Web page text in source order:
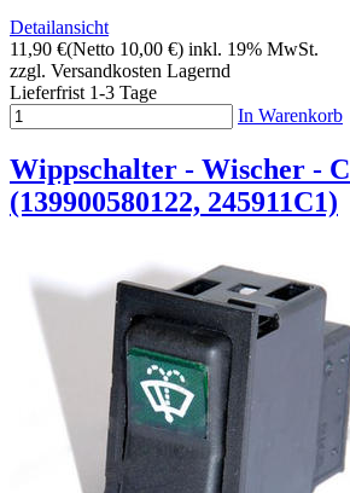
Detailansicht
11,90 €(Netto 10,00 €) inkl. 19% MwSt.
zzgl. Versandkosten Lagernd
Lieferfrist 1-3 Tage
In Warenkorb
Wippschalter - Wischer -
(139900580122, 245911C1)